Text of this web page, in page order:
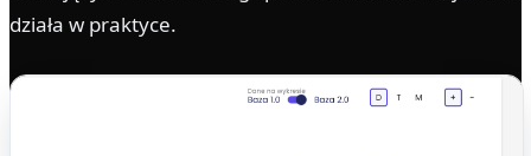
działa w praktyce.